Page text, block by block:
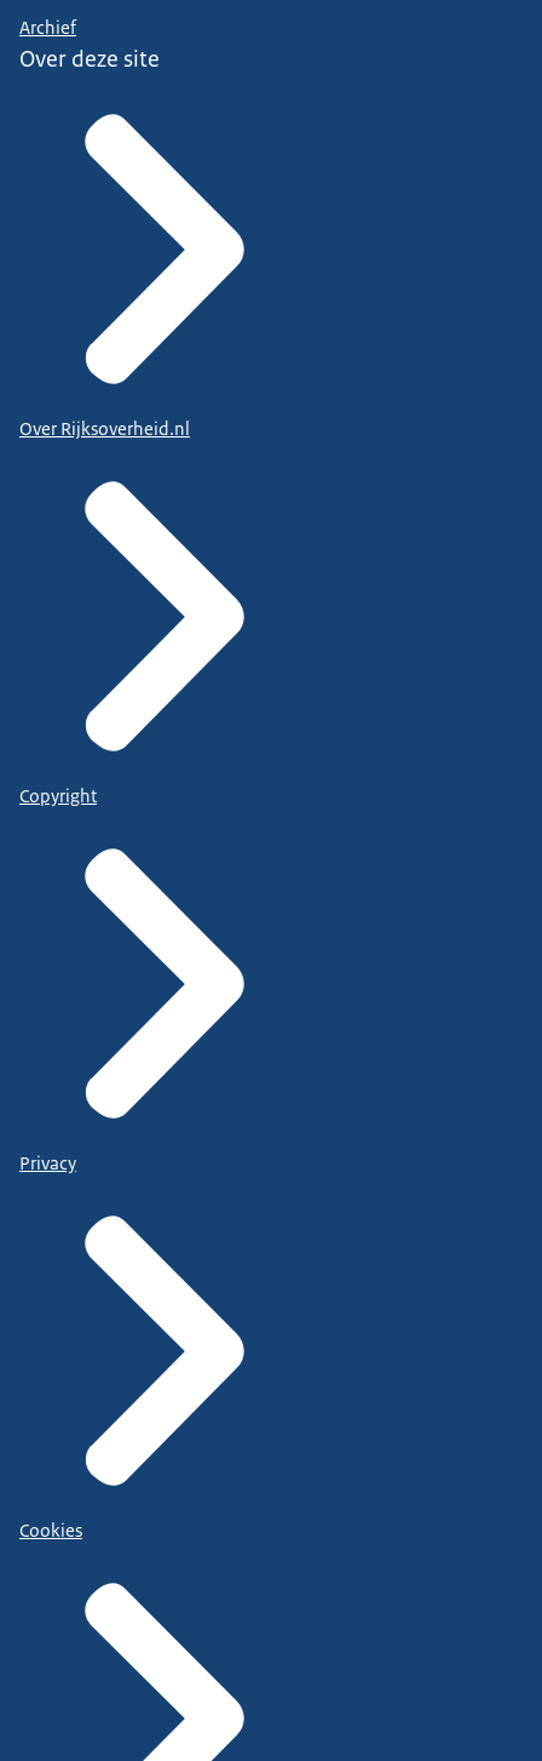
Archief
Over deze site
Over Rijksoverheid.nl
Copyright
Privacy
Cookies